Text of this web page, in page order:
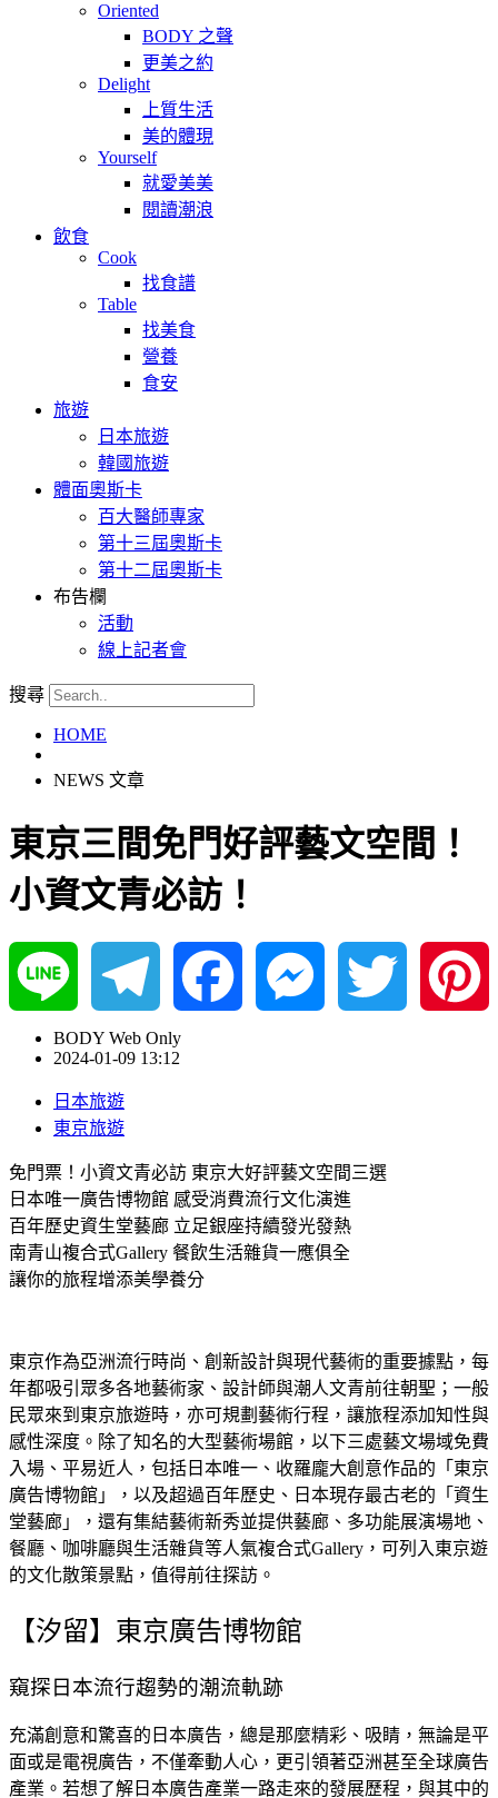
Oriented
BODY 之聲
更美之約
Delight
上質生活
美的體現
Yourself
就愛美美
閱讀潮浪
飲食
Cook
找食譜
Table
找美食
營養
食安
旅遊
日本旅遊
韓國旅遊
體面奧斯卡
百大醫師專家
第十三屆奧斯卡
第十二屆奧斯卡
布告欄
活動
線上記者會
搜尋
HOME
NEWS 文章
東京三間免門好評藝文空間！
小資文青必訪！
Line Telegram Facebook Messenger Twitter
Pinterest
BODY Web Only
2024-01-09 13:12
日本旅遊
東京旅遊
免門票！小資文青必訪 東京大好評藝文空間三選
日本唯一廣告博物館 感受消費流行文化演進
百年歷史資生堂藝廊 立足銀座持續發光發熱
南青山複合式Gallery 餐飲生活雜貨一應俱全
讓你的旅程增添美學養分
東京作為亞洲流行時尚、創新設計與現代藝術的重要據點， 每
年都吸引眾多各地藝術家、設計師與潮人文青前往朝聖； 一般
民眾來到東京旅遊時，亦可規劃藝術行程， 讓旅程添加知性與
感性深度。除了知名的大型藝術場館， 以下三處藝文場域免費
入場、平易近人，包括日本唯一、 收羅龐大創意作品的「東京
廣告博物館」，以及超過百年歷史、 日本現存最古老的「資生
堂藝廊」，還有集結藝術新秀並提供藝廊、 多功能展演場地、
餐廳、 咖啡廳與生活雜貨等人氣複合式Gallery， 可列入東京遊
的文化散策景點，值得前往探訪。
【汐留】東京廣告博物館
窺探日本流行趨勢的潮流軌跡
充滿創意和驚喜的日本廣告，總是那麼精彩、吸睛，無論是平
面或是電視廣告，不僅牽動人心，更引領著亞洲甚至全球廣告
產業。若想了解日本廣告產業一路走來的發展歷程，與其中的